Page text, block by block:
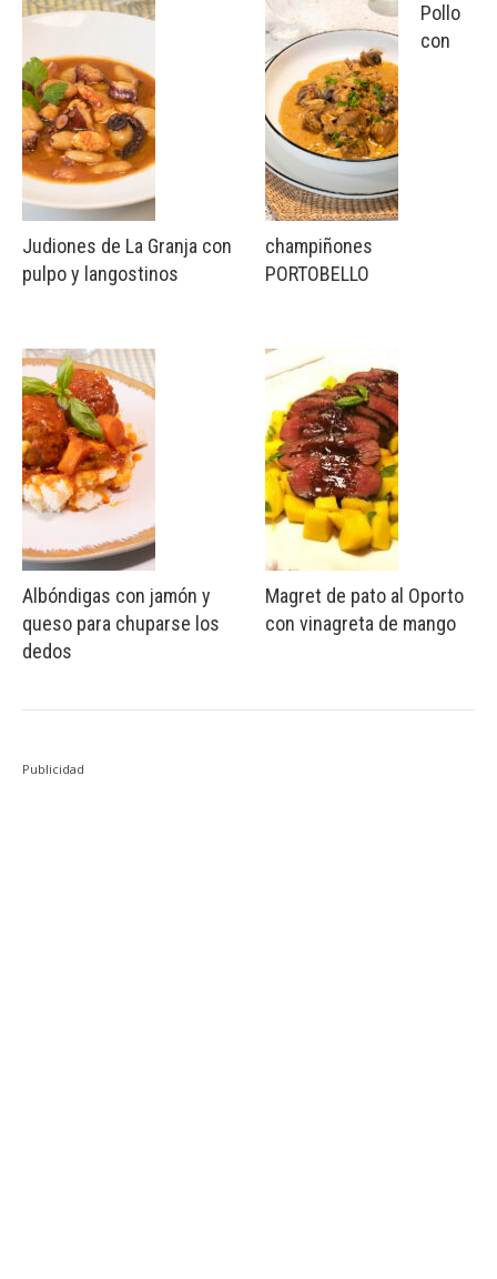
Judiones de La Granja con
pulpo y langostinos
Albóndigas con jamón y
queso para chuparse los
dedos
Pollo
con
champiñones
PORTOBELLO
Magret de pato al Oporto
con vinagreta de mango
Publicidad